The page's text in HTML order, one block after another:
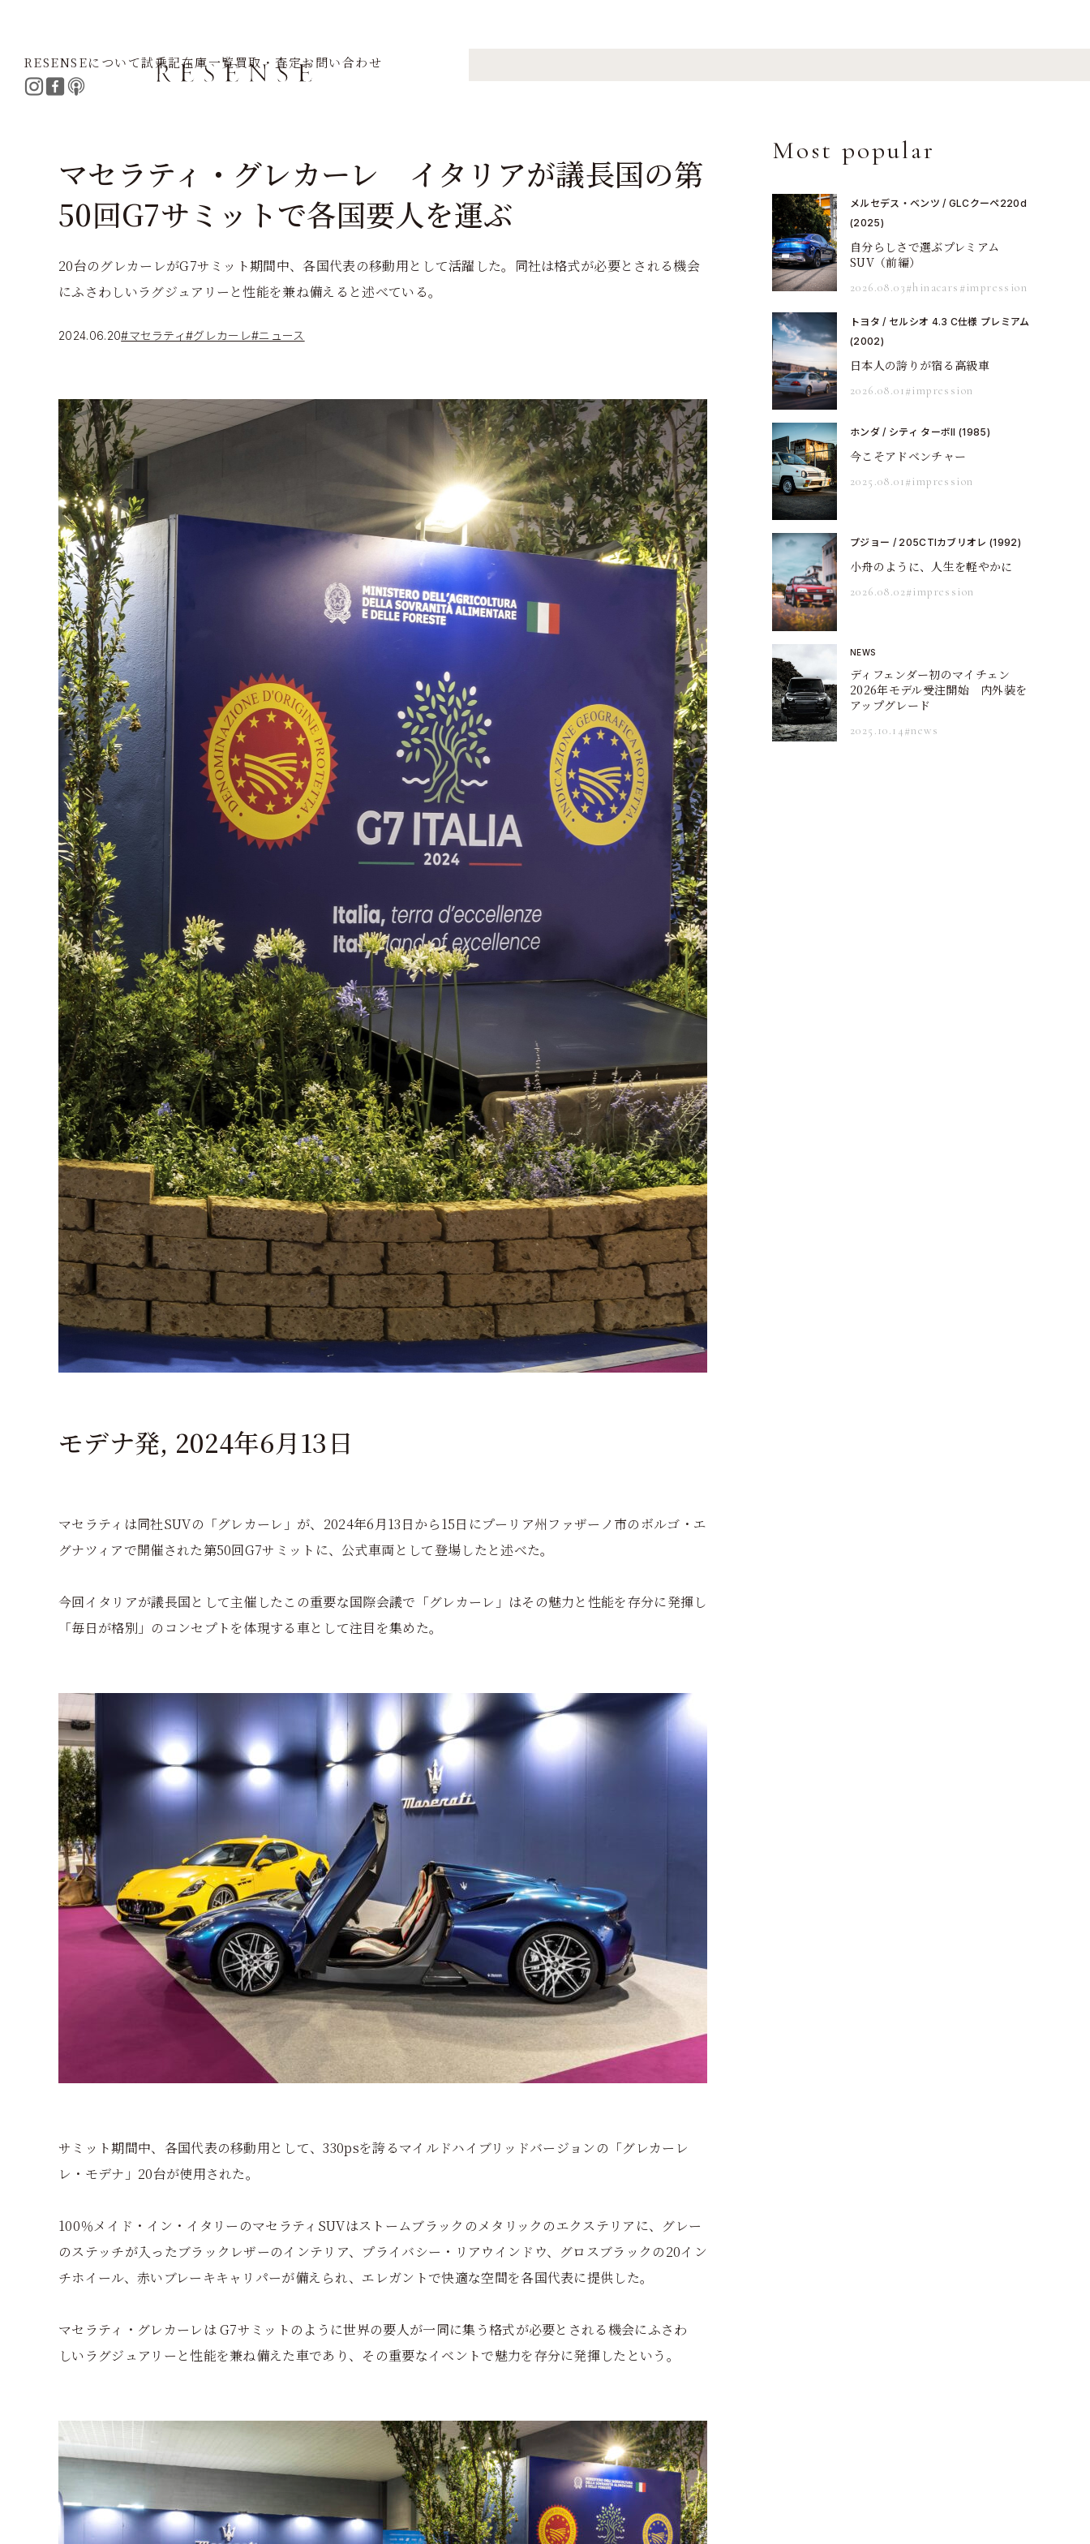
RESENSEについて試乗記在庫一覧買取・査定お問い合わせ
Home Journal マセラティ グレカーレ
マセラティ・グレカーレ イタリアが議長国の第
50回G7サミットで各国要人を運ぶ
20台のグレカーレがG7サミット期間中、各国代表の移動用として活躍した。同社は格式が必要とされる機会
にふさわしいラグジュアリーと性能を兼ね備えると述べている。
2024.06.20#マセラティ#グレカーレ#ニュース
モデナ発, 2024年6月13日
マセラティは同社SUVの「グレカーレ」が、2024年6月13日から15日にプーリア州ファザーノ市のボルゴ・エ
グナツィアで開催された第50回G7サミットに、公式車両として登場したと述べた。
今回イタリアが議長国として主催したこの重要な国際会議で「グレカーレ」はその魅力と性能を存分に発揮し
「毎日が格別」のコンセプトを体現する車として注目を集めた。
サミット期間中、各国代表の移動用として、330psを誇るマイルドハイブリッドバージョンの「グレカーレ
レ・モデナ」20台が使用された。
100％メイド・イン・イタリーのマセラティSUVはストームブラックのメタリックのエクステリアに、グレー
のステッチが入ったブラックレザーのインテリア、プライバシー・リアウインドウ、グロスブラックの20イン
チホイール、赤いブレーキキャリパーが備えられ、エレガントで快適な空間を各国代表に提供した。
マセラティ・グレカーレは G7サミットのように世界の要人が一同に集う格式が必要とされる機会にふさわ
しいラグジュアリーと性能を兼ね備えた車であり、その重要なイベントで魅力を存分に発揮したという。
Most popular
メルセデス・ベンツ / GLCクーペ220d
(2025)
自分らしさで選ぶプレミアム
SUV（前編）
2026.08.03#hinacars #impression
トヨタ / セルシオ 4.3 C仕様 プレミアム
(2002)
日本人の誇りが宿る高級車
2026.08.01 #impression
ホンダ / シティ ターボII (1985)
今こそアドベンチャー
2025.08.01 #impression
プジョー / 205CTIカブリオレ (1992)
小舟のように、人生を軽やかに
2026.08.02#impression
NEWS
ディフェンダー初のマイチェン
2026年モデル受注開始 内外装を
アップグレード
2025.10.14#news